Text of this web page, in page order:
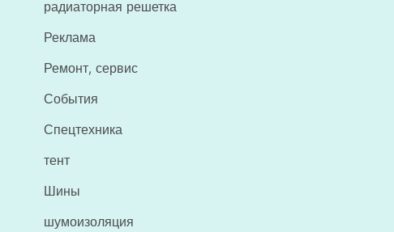
радиаторная решетка
Реклама
Ремонт, сервис
События
Спецтехника
тент
Шины
шумоизоляция